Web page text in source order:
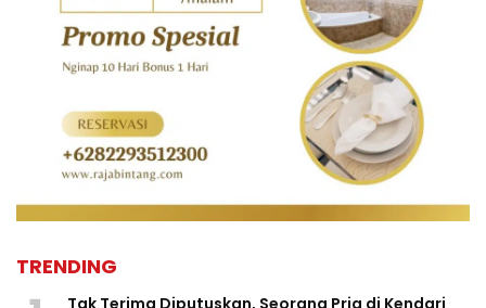
TRENDING
Tak Terima Diputuskan, Seorang Pria di Kendari